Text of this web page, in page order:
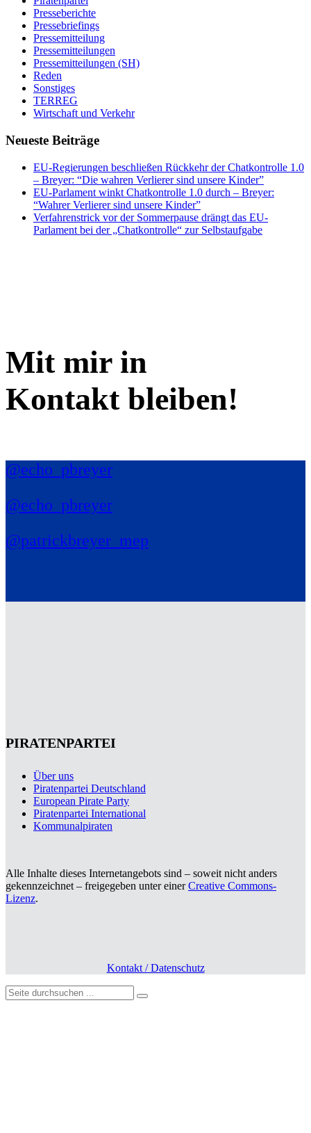
Presseberichte
Pressebriefings
Pressemitteilung
Pressemitteilungen
Pressemitteilungen (SH)
Reden
Sonstiges
TERREG
Wirtschaft und Verkehr
Neueste Beiträge
EU-Regierungen beschließen Rückkehr der Chatkontrolle 1.0
– Breyer: “Die wahren Verlierer sind unsere Kinder”
EU-Parlament winkt Chatkontrolle 1.0 durch – Breyer:
“Wahrer Verlierer sind unsere Kinder”
Verfahrenstrick vor der Sommerpause drängt das EU-
Parlament bei der „Chatkontrolle“ zur Selbstaufgabe
Mit mir in
Kontakt bleiben!
@echo_pbreyer
@echo_pbreyer
@patrickbreyer_mep
PIRATENPARTEI
Über uns
Piratenpartei Deutschland
European Pirate Party
Piratenpartei International
Kommunalpiraten
Alle Inhalte dieses Internetangebots sind – soweit nicht anders
gekennzeichnet – freigegeben unter einerCreative Commons-
Lizenz.
Kontakt / Datenschutz